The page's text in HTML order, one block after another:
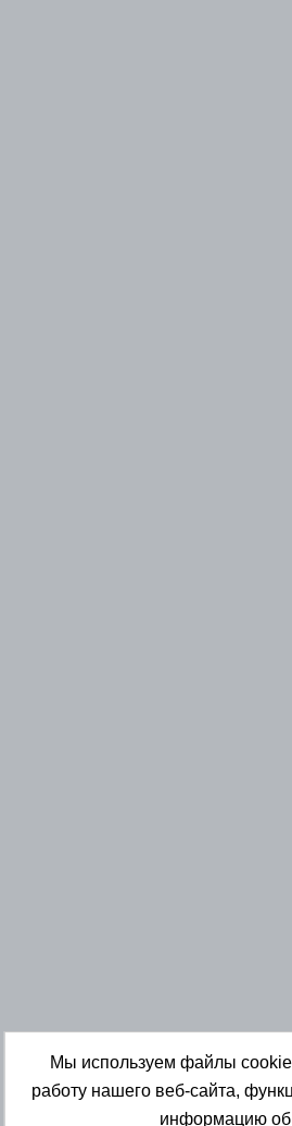
Мы используем файлы cookie
работу нашего веб-сайта,
информацию об